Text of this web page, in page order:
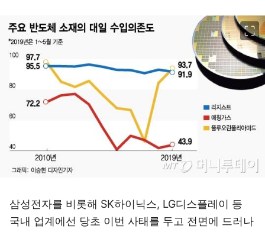
삼성전자를 비롯해 SK하이닉스, LG디스플레이 등
국내 업계에선 당초 이번 사태를 두고 전면에 드러나